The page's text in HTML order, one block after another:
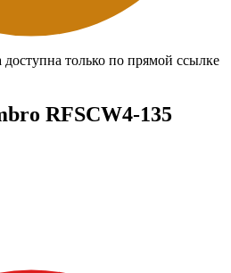
только по прямой ссылке
RFSCW4-135